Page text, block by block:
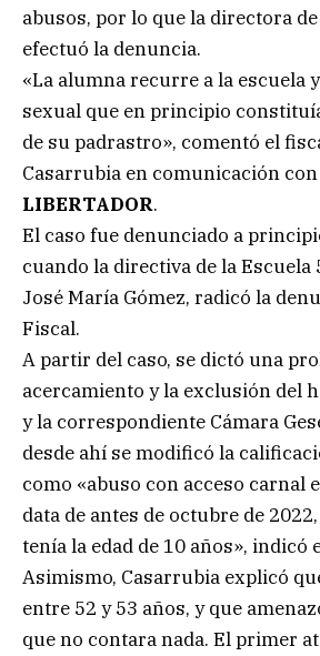
abusos, por lo que la directora
efectuó la denuncia.
«La alumna recurre a la escuela
sexual que en principio
de su padrastro», comentó el
Casarrubia en comunicación con
LIBERTADOR.
El caso fue denunciado a
cuando la directiva de la Escuela
José María Gómez, radicó la
Fiscal.
A partir del caso, se dictó una
acercamiento y la exclusión del
y la correspondiente Cámara
desde ahí se modificó la
como «abuso con acceso carnal
data de antes de octubre de
tenía la edad de 10 años», indicó
Asimismo, Casarrubia explicó
entre 52 y 53 años, y que
que no contara nada. El primer